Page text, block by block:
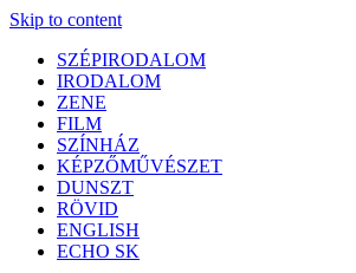
Skip to content
SZÉPIRODALOM
IRODALOM
ZENE
FILM
SZÍNHÁZ
KÉPZŐMŰVÉSZET
DUNSZT
RÖVID
ENGLISH
ECHO SK